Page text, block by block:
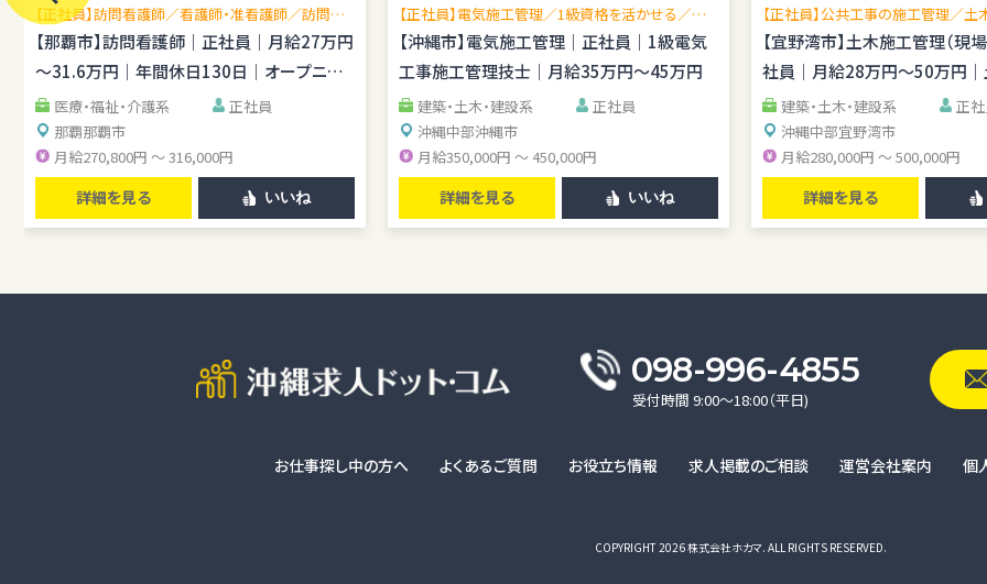
【正社員】訪問看護師／看護師・准看護師／訪問看
護未経験OK／月平均残業1時間程度／駐車場あり
【那覇市】訪問看護師｜正社員｜月給27万円
～31.6万円｜年間休日130日｜オープニン
グスタッフ
医療・福祉・介護系
正社員
那覇那覇市
月給270,800円 ～ 316,000円
詳細を見る いいね
【正社員】電気施工管理／1級資格を活かせる／現
場管理経験を広げられる／公共工事中心／転勤な
し
【沖縄市】電気施工管理｜正社員｜1級電気
工事施工管理技士｜月給35万円～45万円
建築・土木・建設系
正社員
沖縄中部沖縄市
月給350,000円 ～ 450,000円
詳細を見る いいね
【正社員】公共工事の施工管理／土
理技士歓迎／賞与年2回／無料駐
管理経験を活かせる
【宜野湾市】土木施工管理（現
社員｜月給28万円～50万円
資格手当あり
建築・土木・建設系
正
沖縄中部宜野湾市
月給280,000円 ～ 500,000円
詳細を見る
098-996-4855
受付時間 9:00〜18:00（平日)
お仕事探し中の方へ よくあるご質問 お役立ち情報 求人掲載のご相談 運営会社案内 個
COPYRIGHT 2026 株式会社ホカマ. ALL RIGHTS RESERVED.